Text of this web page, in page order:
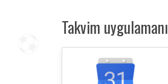
Takvim